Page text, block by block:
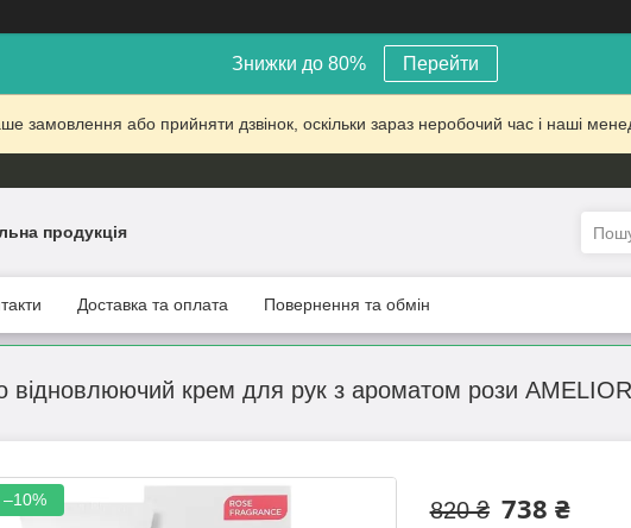
Знижки до 80% Перейти
або прийняти дзвінок, оскільки зараз неробочий час і наші
продукція
Доставка та оплата Повернення та обмін
відновлюючий крем для рук з ароматом рози
–10% 820 ₴ 738 ₴